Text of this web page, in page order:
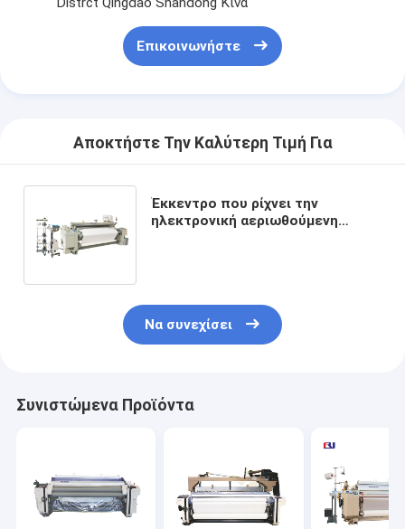
Επικοινωνήστε
Αποκτήστε Την Καλύτερη Τιμή Για
Έκκεντρο που ρίχνει την
ηλεκτρονική αεριωθούμενη
Να συνεχίσει
Συνιστώμενα Προϊόντα